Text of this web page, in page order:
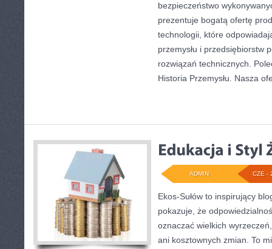
bezpieczeństwo
prezentuje bogatą ofertę
technologii, które
przemysłu i przedsiębiorstw
rozwiązań technicznych.
Historia Przemysłu. Nasza
CZE -
ADMIN
Ekos-Sułów to inspirujący
pokazuje, że
oznaczać wielkich
ani kosztownych zmian. To